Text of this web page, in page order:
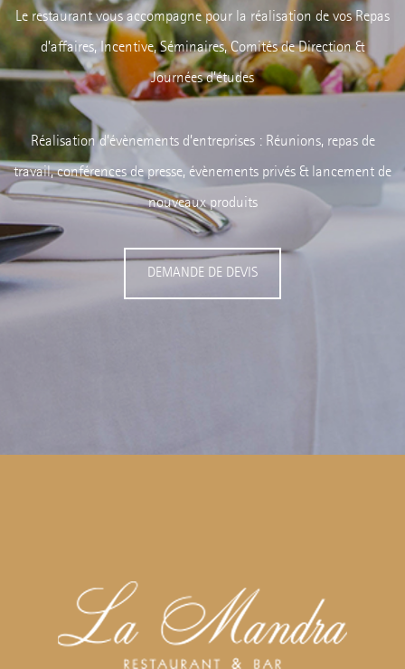
Le restaurant vous accompagne pour la réalisation de vos Repas
d’affaires, Incentive, Séminaires, Comités de Direction &
Journées d’études
Réalisation d’évènements d’entreprises : Réunions, repas de
travail, conférences de presse, évènements privés & lancement de
nouveaux produits
DEMANDE DE DEVIS